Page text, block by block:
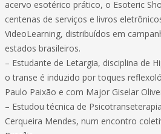
acervo esotérico prático, o Esoteric
centenas de serviços e livros
VideoLearning, distribuídos em
estados brasileiros.
– Estudante de Letargia, disciplina de
o transe é induzido por toques
Paulo Paixão e com Major Giselar
– Estudou técnica de
Cerqueira Mendes, num encontro